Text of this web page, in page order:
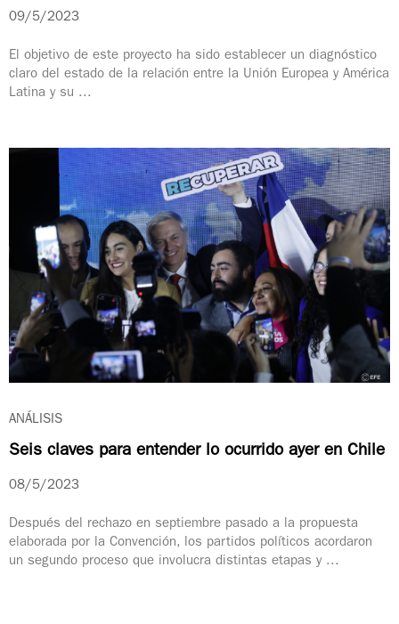
09/5/2023
El objetivo de este proyecto ha sido establecer un diagnóstico
claro del estado de la relación entre la Unión Europea y América
Latina y su ...
ANÁLISIS
Seis claves para entender lo ocurrido ayer en Chile
08/5/2023
Después del rechazo en septiembre pasado a la propuesta
elaborada por la Convención, los partidos políticos acordaron
un segundo proceso que involucra distintas etapas y ...